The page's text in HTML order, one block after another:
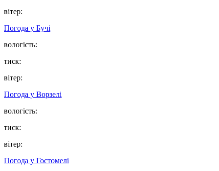
вітер:
Погода у Бучі
вологість:
тиск:
вітер:
Погода у Ворзелі
вологість:
тиск:
вітер:
Погода у Гостомелі